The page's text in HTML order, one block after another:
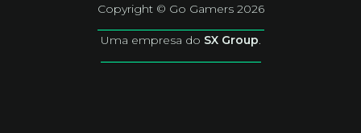
Uma empresa do SX Group.
Copyright © Go Gamers 2026